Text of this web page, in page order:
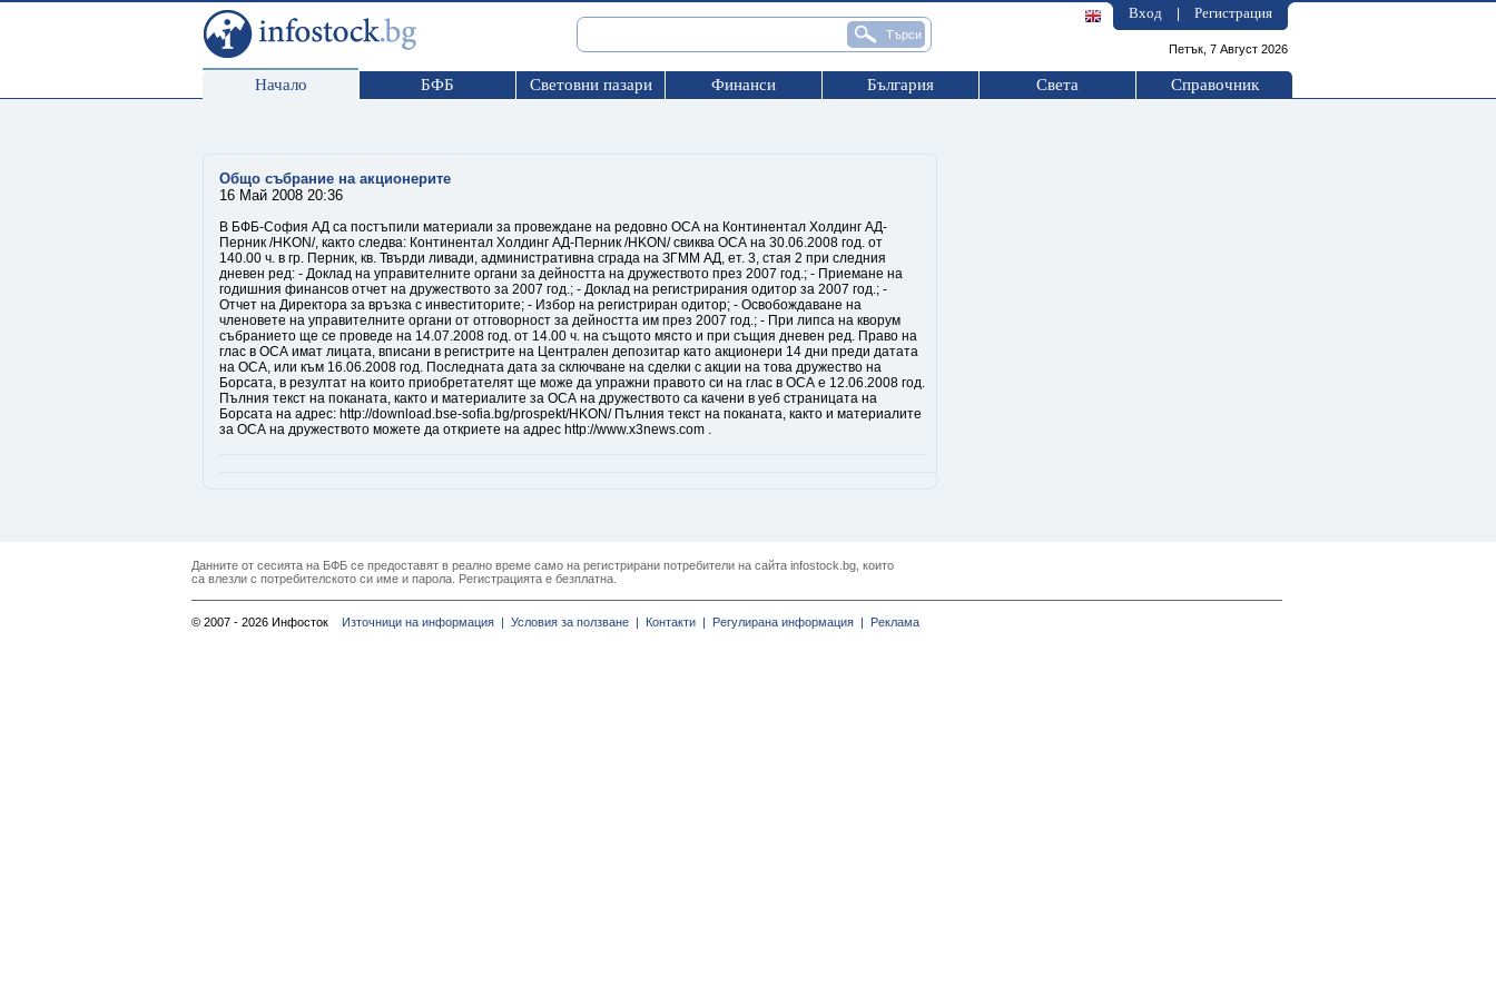
Вход Регистрация
Петък, 7 Август 2026
Начало БФБ Световни пазари Финанси България Света Справочник
Общо събрание на акционерите
16 Май 2008 20:36
В БФБ-София АД са постъпили материали за провеждане на редовно ОСА на Континентал Холдинг АД-
Перник /HKON/, както следва: Континентал Холдинг АД-Перник /HKON/ свиква ОСА на 30.06.2008 год. от
140.00 ч. в гр. Перник, кв. Твърди ливади, административна сграда на ЗГММ АД, ет. 3, стая 2 при следния
дневен ред: - Доклад на управителните органи за дейността на дружеството през 2007 год.; - Приемане на
годишния финансов отчет на дружеството за 2007 год.; - Доклад на регистрирания одитор за 2007 год.; -
Отчет на Директора за връзка с инвеститорите; - Избор на регистриран одитор; - Освобождаване на
членовете на управителните органи от отговорност за дейността им през 2007 год.; - При липса на кворум
събранието ще се проведе на 14.07.2008 год. от 14.00 ч. на същото място и при същия дневен ред. Право на
глас в ОСА имат лицата, вписани в регистрите на Централен депозитар като акционери 14 дни преди датата
на ОСА, или към 16.06.2008 год. Последната дата за сключване на сделки с акции на това дружество на
Борсата, в резултат на които приобретателят ще може да упражни правото си на глас в ОСА е 12.06.2008 год.
Пълния текст на поканата, както и материалите за ОСА на дружеството са качени в уеб страницата на
Борсата на адрес: http://download.bse-sofia.bg/prospekt/HKON/ Пълния текст на поканата, както и материалите
за ОСА на дружеството можете да откриете на адрес http://www.x3news.com .
Данните от сесията на БФБ се предоставят в реално време само на регистрирани потребители на сайта infostock.bg, които
са влезли с потребителското си име и парола. Регистрацията е безплатна.
© 2007 - 2026 Инфосток Източници на информация | Условия за ползване | Контакти | Регулирана информация | Реклама